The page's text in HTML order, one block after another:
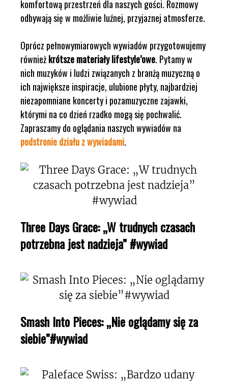
komfortową przestrzeń dla naszych gości. Rozmowy
odbywają się w możliwie luźnej, przyjaznej atmosferze.
Oprócz pełnowymiarowych wywiadów przygotowujemy
równieżkrótsze materiały lifestyle’owe. Pytamy w
nich muzyków i ludzi związanych z branżą muzyczną o
ich największe inspiracje, ulubione płyty, najbardziej
niezapomniane koncerty i pozamuzyczne zajawki,
którymi na co dzień rzadko mogą się pochwalić.
Zapraszamy do oglądania naszych wywiadów na
podstronie działu z wywiadami.
Three Days Grace: „W trudnych czasach
potrzebna jest nadzieja” #wywiad
Smash Into Pieces: „Nie oglądamy się za
siebie”#wywiad